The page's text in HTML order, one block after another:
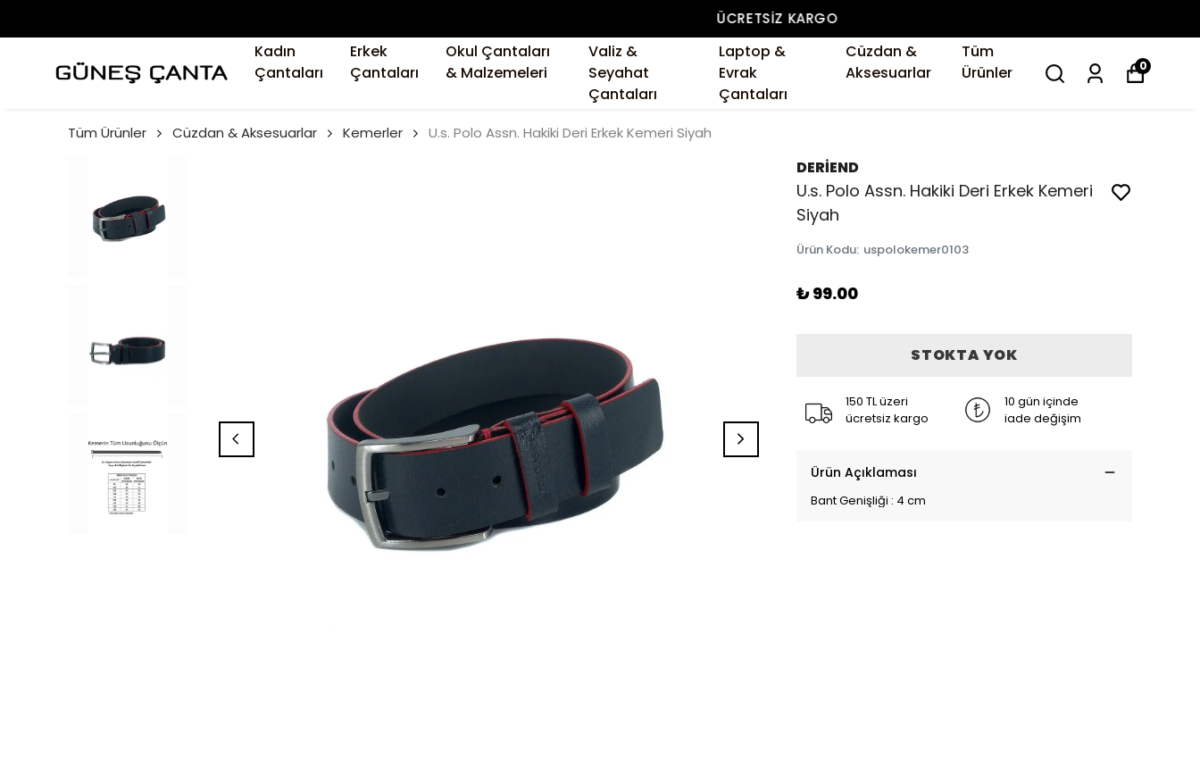
Kadın
Çantaları
Erkek
Çantaları
Okul Çantaları
& Malzemeleri
Valiz &
Seyahat
Çantaları
Laptop &
Evrak
Çantaları
Cüzdan &
Aksesuarlar
Tüm
Ürünler
0
Tüm Ürünler Cüzdan & Aksesuarlar Kemerler U.s. Polo Assn. Hakiki Deri Erkek Kemeri Siyah
DERİEND
U.s. Polo Assn. Hakiki Deri Erkek Kemeri
Siyah
Ürün Kodu: uspolokemer0103
₺ 99.00
STOKTA YOK
150 TL üzeri
ücretsiz kargo
10 gün içinde
iade değişim
Ürün Açıklaması
Bant Genişliği : 4 cm